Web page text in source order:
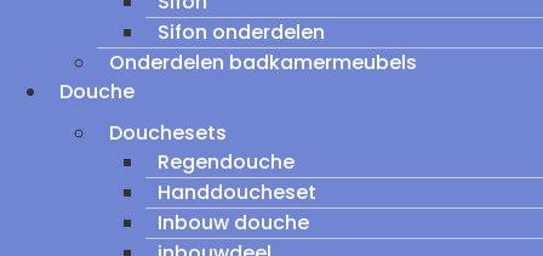
Sifon onderdelen
Onderdelen badkamermeubels
Douche
Douchesets
Regendouche
Handdoucheset
Inbouw douche